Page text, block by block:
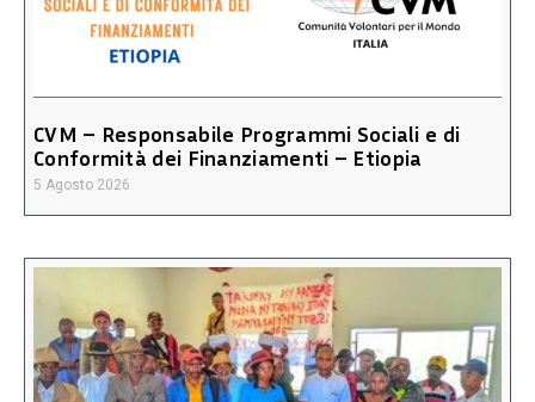
CVM – Responsabile Programmi Sociali e di
Conformità dei Finanziamenti – Etiopia
5 Agosto 2026